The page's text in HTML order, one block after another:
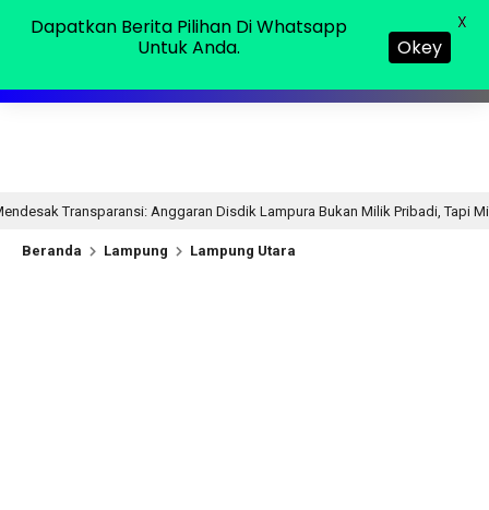
Disdik Lampura Bukan Milik Pribadi, Tapi Milik Publik 6
Beranda Lampung Lampung Utara
Dapatkan Berita Pilihan Di Whatsapp
Untuk Anda.
Okey
X